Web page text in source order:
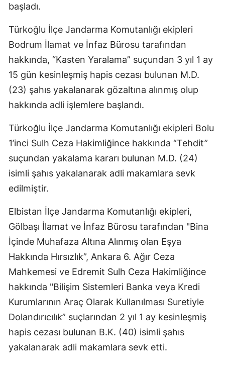
başladı.
Türkoğlu İlçe Jandarma Komutanlığı ekipleri
Bodrum İlamat ve İnfaz Bürosu tarafından
hakkında, “Kasten Yaralama” suçundan 3 yıl 1 ay
15 gün kesinleşmiş hapis cezası bulunan M.D.
(23) şahıs yakalanarak gözaltına alınmış olup
hakkında adli işlemlere başlandı.
Türkoğlu İlçe Jandarma Komutanlığı ekipleri Bolu
1’inci Sulh Ceza Hakimliğince hakkında “Tehdit”
suçundan yakalama kararı bulunan M.D. (24)
isimli şahıs yakalanarak adli makamlara sevk
edilmiştir.
Elbistan İlçe Jandarma Komutanlığı ekipleri,
Gölbaşı İlamat ve İnfaz Bürosu tarafından "Bina
İçinde Muhafaza Altına Alınmış olan Eşya
Hakkında Hırsızlık”, Ankara 6. Ağır Ceza
Mahkemesi ve Edremit Sulh Ceza Hakimliğince
hakkında "Bilişim Sistemleri Banka veya Kredi
Kurumlarının Araç Olarak Kullanılması Suretiyle
Dolandırıcılık” suçlarından 2 yıl 1 ay kesinleşmiş
hapis cezası bulunan B.K. (40) isimli şahıs
yakalanarak adli makamlara sevk etti.